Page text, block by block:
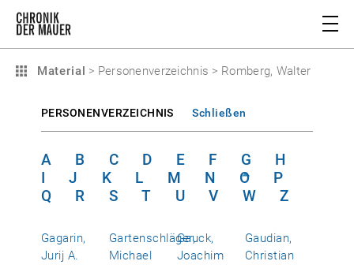
Material > Personenverzeichnis > Romberg, Walter
PERSONENVERZEICHNIS Schließen
A B C D E F G
H
I
J K L M N O
P
Q
R S T U V W Z
Gagarin,
Jurij A.
Gartenschläger,
Michael
Gauck,
Joachim
Gaudian,
Christian